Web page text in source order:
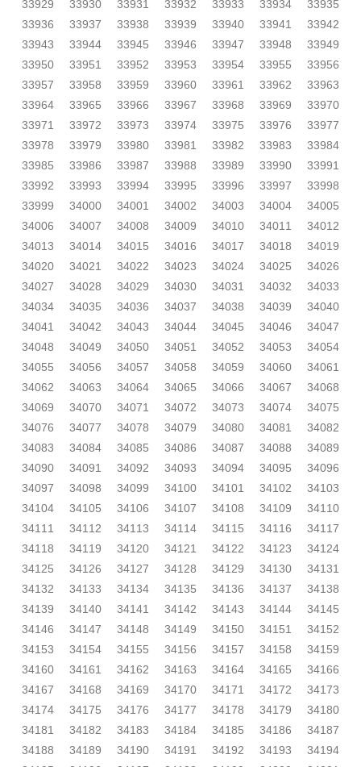
33929
33930 33931 33932 33933 33934
33935
33936
33937 33938 33939 33940 33941
33942
33943
33944 33945 33946 33947 33948
33949
33950
33951 33952 33953 33954 33955
33956
33957
33958 33959 33960 33961 33962
33963
33964
33965 33966 33967 33968 33969
33970
33971
33972 33973 33974 33975 33976
33977
33978
33979 33980 33981 33982 33983
33984
33985
33986 33987 33988 33989 33990
33991
33992
33993 33994 33995 33996 33997
33998
33999
34000 34001 34002 34003 34004
34005
34006
34007 34008 34009 34010 34011
34012
34013
34014 34015 34016 34017 34018
34019
34020
34021 34022 34023 34024 34025
34026
34027
34028 34029 34030 34031 34032
34033
34034
34035 34036 34037 34038 34039
34040
34041
34042 34043 34044 34045 34046
34047
34048
34049 34050 34051 34052 34053
34054
34055
34056 34057 34058 34059 34060
34061
34062
34063 34064 34065 34066 34067
34068
34069
34070 34071 34072 34073 34074
34075
34076
34077 34078 34079 34080 34081
34082
34083
34084 34085 34086 34087 34088
34089
34090
34091 34092 34093 34094 34095
34096
34097
34098 34099 34100 34101 34102
34103
34104
34105 34106 34107 34108 34109
34110
34111
34112 34113 34114 34115 34116
34117
34118
34119 34120 34121 34122 34123
34124
34125
34126 34127 34128 34129 34130
34131
34132
34133 34134 34135 34136 34137
34138
34139
34140 34141 34142 34143 34144
34145
34146
34147 34148 34149 34150 34151
34152
34153
34154 34155 34156 34157 34158
34159
34160
34161 34162 34163 34164 34165
34166
34167
34168 34169 34170 34171 34172
34173
34174
34175 34176 34177 34178 34179
34180
34181
34182 34183 34184 34185 34186
34187
34188
34189 34190 34191 34192 34193
34194